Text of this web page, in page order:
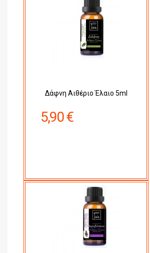
Δάφνη Αιθέριο Έλαιο 5ml
5,90 €